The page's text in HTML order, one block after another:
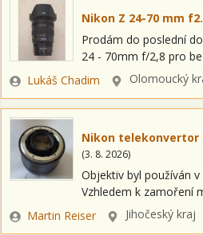
Nikon Z 24-70 mm
Prodám do poslední
24 - 70mm f/2,8 pro
je plně funkční. Důvod
Jednou mi spadl z…
Zadavatel
Lukáš Chadim Lokalita
Olomoucký
Nikon telekonvertor
(3. 8. 2026)
Objektiv byl používán
Vzhledem k zamoření
ať raději zavolají
Cenu požaduji předem
Zadavatel
Martin Reiser LokalitaJihočeský kraj